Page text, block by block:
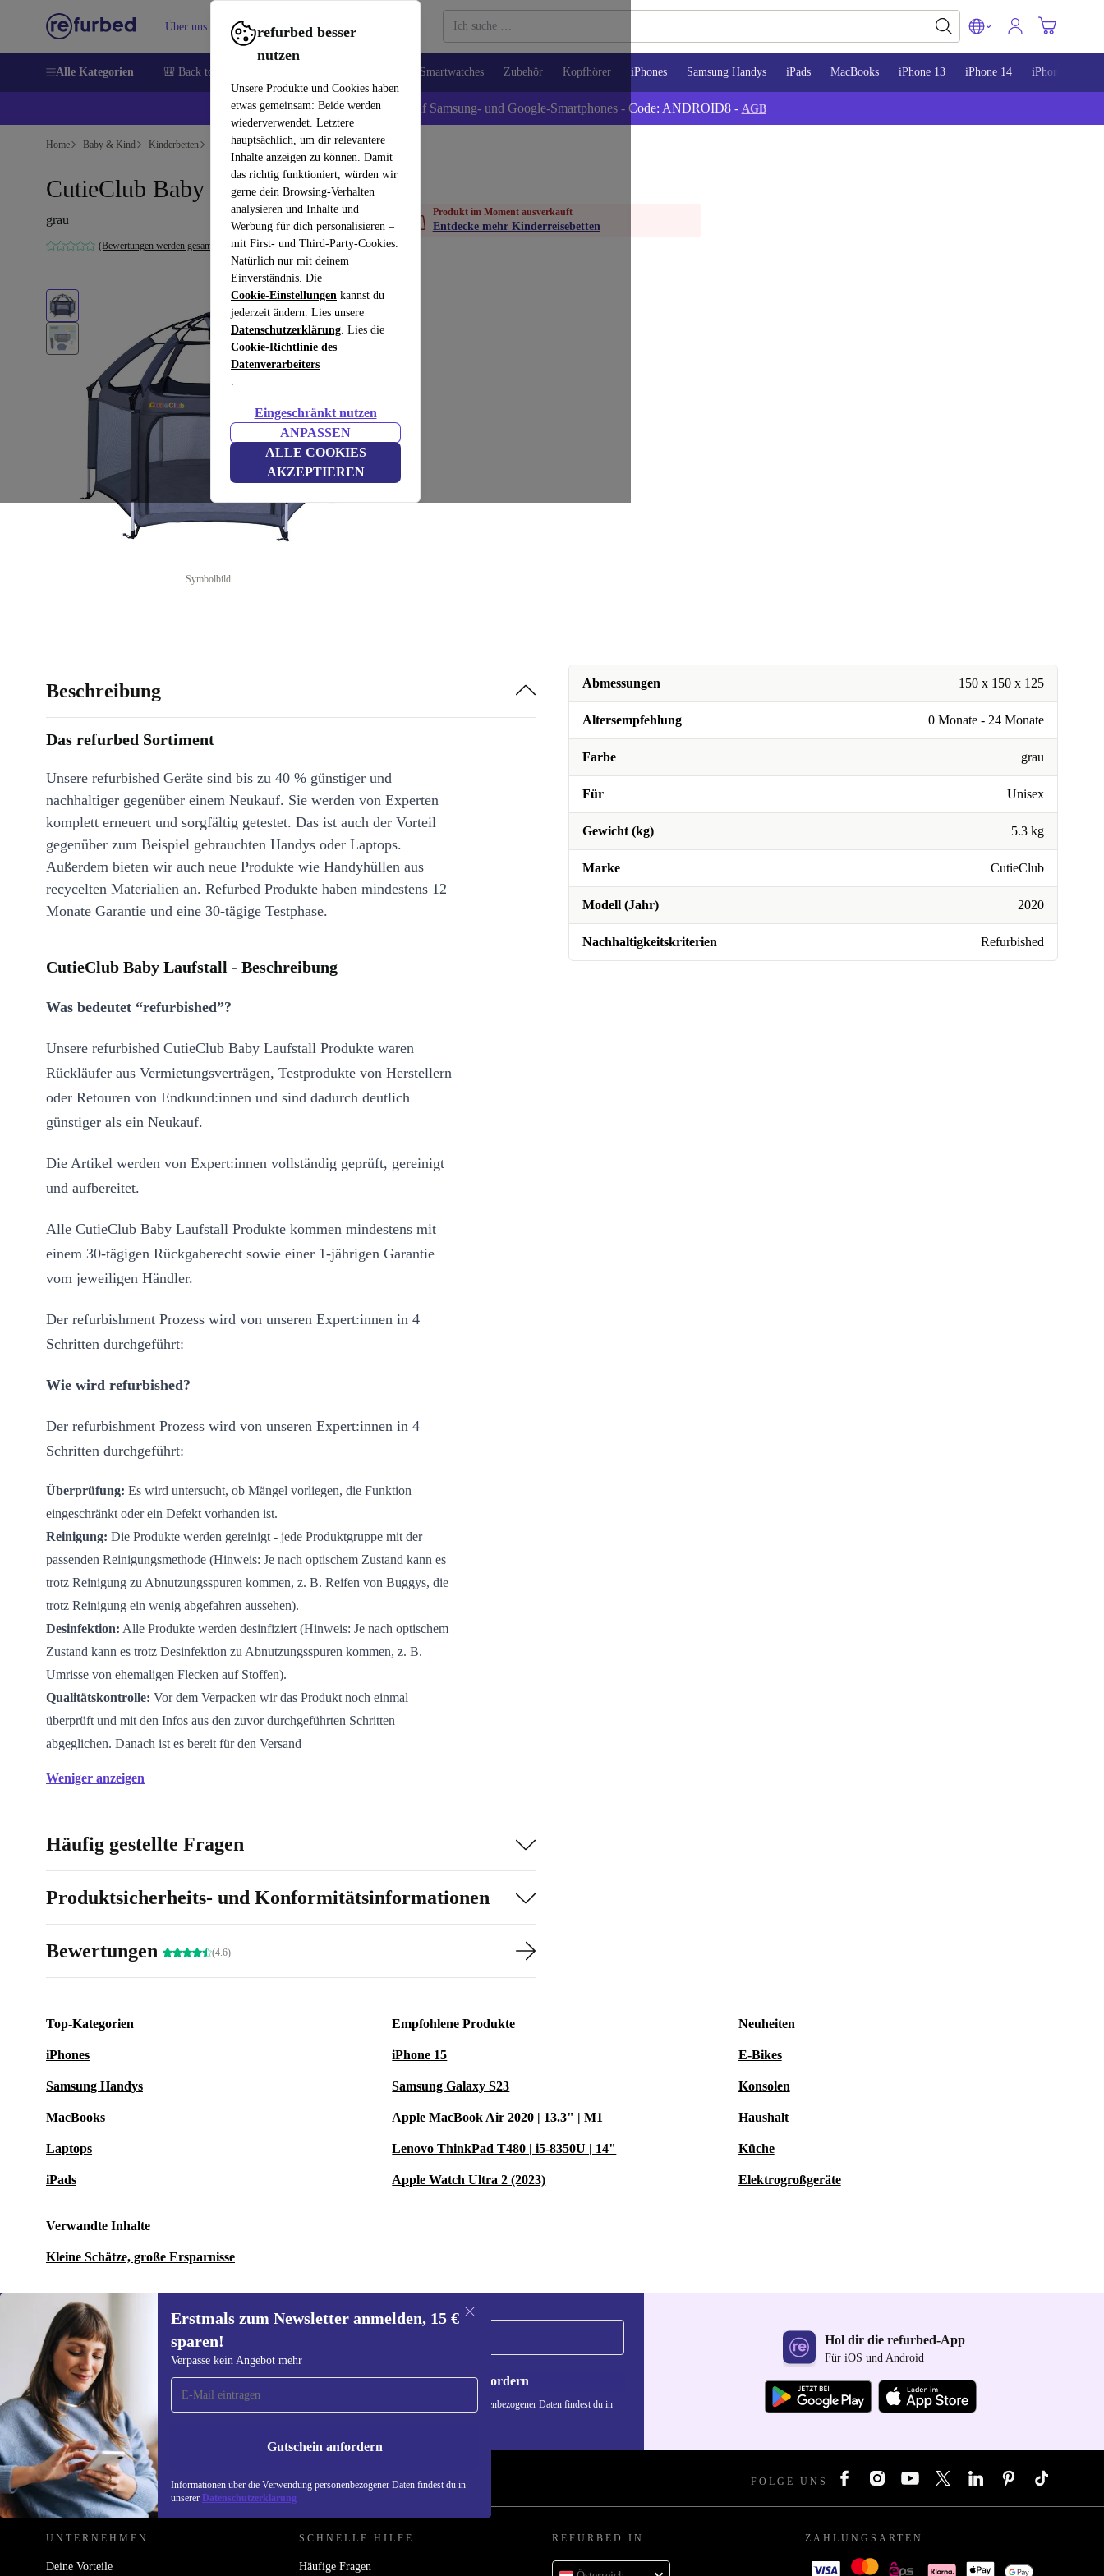
refurbed besser
nutzen
Unsere Produkte und Cookies haben
etwas gemeinsam: Beide werden
wiederverwendet. Letztere
hauptsächlich, um dir relevantere
Inhalte anzeigen zu können. Damit
das richtig funktioniert, würden wir
gerne dein Browsing-Verhalten
analysieren und Inhalte und
Werbung für dich personalisieren –
mit First- und Third-Party-Cookies.
Natürlich nur mit deinem
Einverständnis. Die
Cookie-Einstellungen kannst du
jederzeit ändern. Lies unsere
Datenschutzerklärung. Lies die
Cookie-Richtlinie des
Datenverarbeiters
.
Eingeschränkt nutzen
ANPASSEN
ALLE COOKIES
AKZEPTIEREN
Über uns Verkaufen Hilfe
Alle Kategorien 🎒 Back to school Smartwatches Zubehör Kopfhörer iPhones Samsung Handys iPads MacBooks iPhone 13 iPhone 14 iPhone 15
💰 Extra -8% auf Samsung- und Google-Smartphones - Code: ANDROID8 - AGB
Home Baby & Kind Kinderbetten Kinderreisebetten
CutieClub Baby Laufstall
grau
(Bewertungen werden gesammelt)
Symbolbild
Produkt im Moment ausverkauft
Entdecke mehr Kinderreisebetten
Abmessungen 150 x 150 x 125
Altersempfehlung 0 Monate - 24 Monate
Farbe grau
Für Unisex
Gewicht (kg) 5.3 kg
Marke CutieClub
Modell (Jahr) 2020
Nachhaltigkeitskriterien Refurbished
Beschreibung
Das refurbed Sortiment
Unsere refurbished Geräte sind bis zu 40 % günstiger und
nachhaltiger gegenüber einem Neukauf. Sie werden von Experten
komplett erneuert und sorgfältig getestet. Das ist auch der Vorteil
gegenüber zum Beispiel gebrauchten Handys oder Laptops.
Außerdem bieten wir auch neue Produkte wie Handyhüllen aus
recycelten Materialien an. Refurbed Produkte haben mindestens 12
Monate Garantie und eine 30-tägige Testphase.
CutieClub Baby Laufstall - Beschreibung
Was bedeutet “refurbished”?
Unsere refurbished CutieClub Baby Laufstall Produkte waren
Rückläufer aus Vermietungsverträgen, Testprodukte von Herstellern
oder Retouren von Endkund:innen und sind dadurch deutlich
günstiger als ein Neukauf.
Die Artikel werden von Expert:innen vollständig geprüft, gereinigt
und aufbereitet.
Alle CutieClub Baby Laufstall Produkte kommen mindestens mit
einem 30-tägigen Rückgaberecht sowie einer 1-jährigen Garantie
vom jeweiligen Händler.
Der refurbishment Prozess wird von unseren Expert:innen in 4
Schritten durchgeführt:
Wie wird refurbished?
Der refurbishment Prozess wird von unseren Expert:innen in 4
Schritten durchgeführt:
Überprüfung: Es wird untersucht, ob Mängel vorliegen, die Funktion
eingeschränkt oder ein Defekt vorhanden ist.
Reinigung: Die Produkte werden gereinigt - jede Produktgruppe mit der
passenden Reinigungsmethode (Hinweis: Je nach optischem Zustand kann es
trotz Reinigung zu Abnutzungsspuren kommen, z. B. Reifen von Buggys, die
trotz Reinigung ein wenig abgefahren aussehen).
Desinfektion: Alle Produkte werden desinfiziert (Hinweis: Je nach optischem
Zustand kann es trotz Desinfektion zu Abnutzungsspuren kommen, z. B.
Umrisse von ehemaligen Flecken auf Stoffen).
Qualitätskontrolle: Vor dem Verpacken wir das Produkt noch einmal
überprüft und mit den Infos aus den zuvor durchgeführten Schritten
abgeglichen. Danach ist es bereit für den Versand
Weniger anzeigen
Häufig gestellte Fragen
Produktsicherheits- und Konformitätsinformationen
Bewertungen (4.6)
Top-Kategorien
iPhones
Samsung Handys
MacBooks
Laptops
iPads
Empfohlene Produkte
iPhone 15
Samsung Galaxy S23
Apple MacBook Air 2020 | 13.3" | M1
Lenovo ThinkPad T480 | i5-8350U | 14"
Apple Watch Ultra 2 (2023)
Neuheiten
E-Bikes
Konsolen
Haushalt
Küche
Elektrogroßgeräte
Verwandte Inhalte
Kleine Schätze, große Ersparnisse
Erstmals zum Newsletter anmelden, 15 €
sparen!
Verpasse kein Angebot mehr
Gutschein anfordern
Informationen über die Verwendung personenbezogener Daten findest du in
unserer Datenschutzerklärung
Erstmals zum Newsletter
anmelden, 15 € sparen!
Verpasse kein Angebot mehr.
Gutschein anfordern
Informationen über die Verwendung personenbezogener Daten findest du in
Hol dir die refurbed-App
Für iOS und Android
REFURBED ÖSTERREICH - RETHINK NEW. FOLGE UNS
UNTERNEHMEN
Deine Vorteile
SCHNELLE HILFE
Häufige Fragen
REFURBED IN ZAHLUNGSARTEN